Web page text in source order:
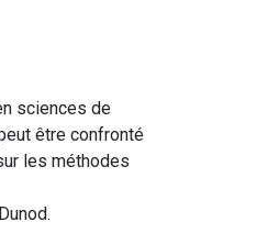
sciences de
être confronté
les méthodes